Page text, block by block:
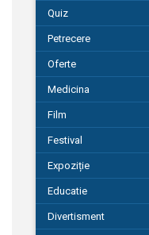
Quiz
Petrecere
Oferte
Medicina
Film
Festival
Expoziție
Educatie
Divertisment